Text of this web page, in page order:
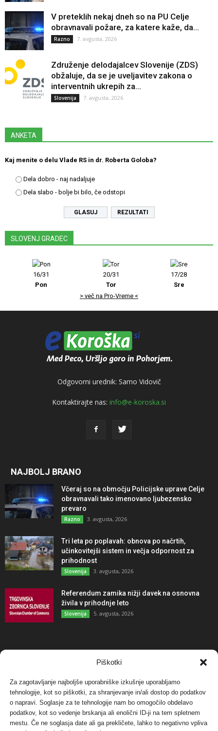
Piškotki
Za zagotavljanje najboljše uporabniške izkušnje uporabljamo
tehnologije, kot so piškotki, za shranjevanje in/ali dostop do podatkov
o napravi. Soglasje za te tehnologije nam bo omogočilo obdelavo
podatkov, kot so vedenje brskanja ali enolični ID-ji na tem spletnem
mestu. Če ne soglasja date ali ga prekličete, lahko to negativno vpliva
V preteklih nekaj dneh so na PU Celje
obravnavali požare, za katere kaže, da...
Razno 7. avgusta, 2026
Združenje delodajalcev Slovenije (ZDS)
obžaluje, da se je uveljavitev zakona o
interventnih ukrepih za...
Slovenija 7. avgusta, 2026
ANKETA
Kaj menite o delu Vlade RS in dr. Roberta Goloba?
Dela dobro - naj nadaljuje
Dela slabo - bolje bi bilo, če odstopi
REZULTATI
SLOVENJ GRADEC
16/31
Pon
20/31
Tor
17/28
Sre
> več na Pro-Vreme <
Odgovorni urednik: Samo Vidovič
Kontaktirajte nas: info@e-koroska.si
NAJBOLJ BRANO
Včeraj so na območju Policijske uprave Celje
obravnavali tako imenovano ljubezensko
prevaro
Razno 3. avgusta, 2026
Tri leta po poplavah: obnova po načrtih,
učinkovitejši sistem in večja odpornost za
prihodnost
Slovenija 3. avgusta, 2026
Referendum zamika nižji davek na osnovna
živila v prihodnje leto
Slovenija 5. avgusta, 2026
NAJBOLJ KOMENTIRANO
Protest proti vetrnim elektrarnam na Ojstrici, v
svetu pa vedno bolj...
Dogodki 12. maja, 2017